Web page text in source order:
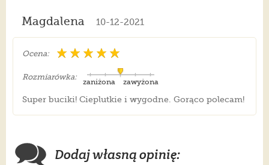
Magdalena 10-12-2021
Ocena:
Rozmiarówka:
zawyżona
zaniżona
Super buciki! Cieplutkie i wygodne. Gorąco polecam!
Dodaj własną opinię: